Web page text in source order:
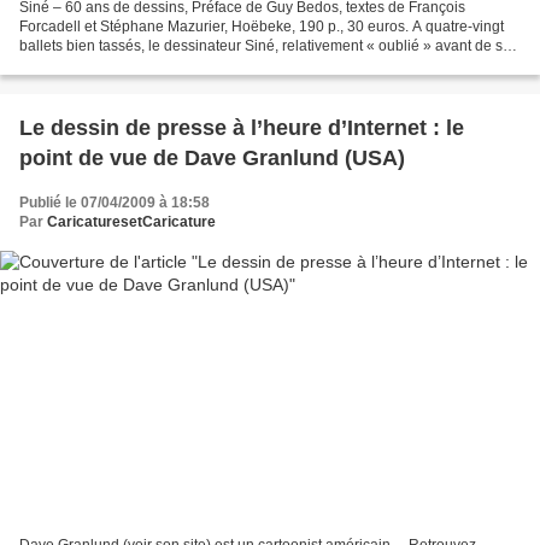
Siné – 60 ans de dessins, Préface de Guy Bedos, textes de François
Forcadell et Stéphane Mazurier, Hoëbeke, 190 p., 30 euros. A quatre-vingt
ballets bien tassés, le dessinateur Siné, relativement « oublié » avant de se
Le dessin de presse à l’heure d’Internet : le
point de vue de Dave Granlund (USA)
Publié le 07/04/2009 à 18:58
Par CaricaturesetCaricature